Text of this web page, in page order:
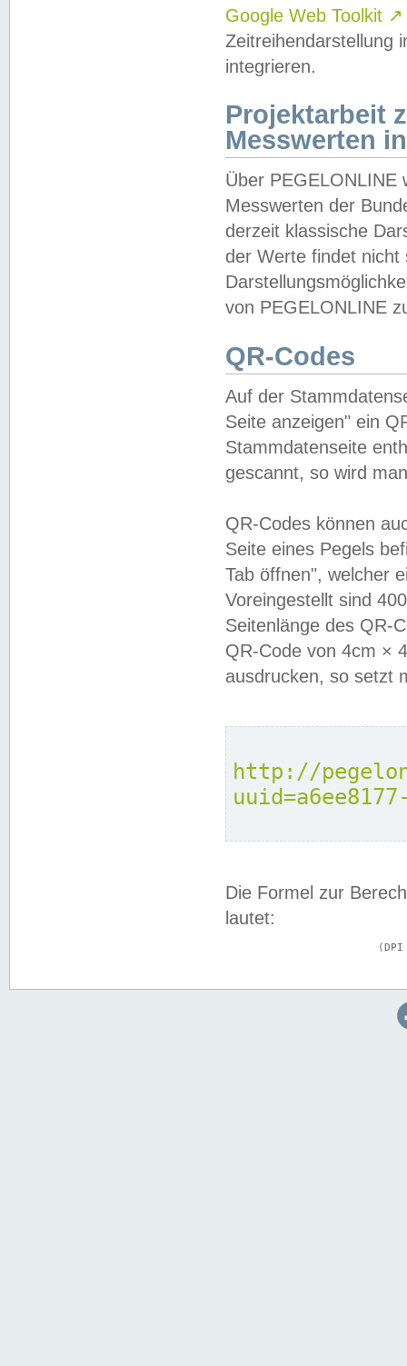
Google Web Toolkit ↗
Zeitreihendarstellung
integrieren.
Projektarbeit
Messwerten
Über PEGELONLINE
Messwerten der
derzeit klassische
der Werte findet
von PEGELONLINE
QR-Codes
Auf der
Seite anzeigen" ein
Stammdatenseite
gescannt, so wird
QR-Codes können
Seite eines Pegels
Tab öffnen", welcher
Voreingestellt sind
Seitenlänge des QR-
QR-Code von 4cm ×
ausdrucken, so setzt
http://
Die Formel zur
lautet: